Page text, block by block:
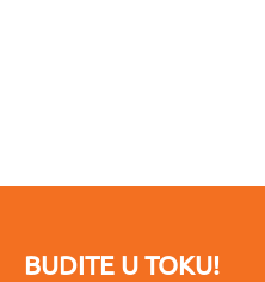
BUDITE U TOKU!